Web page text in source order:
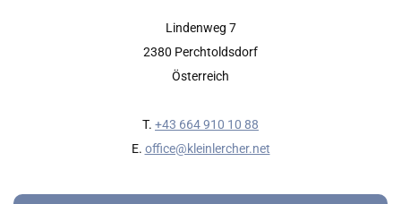
Lindenweg 7
2380 Perchtoldsdorf
Österreich
T. +43 664 910 10 88
E. office@kleinlercher.net